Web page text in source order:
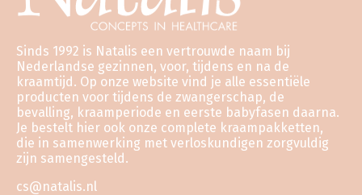
Sinds 1992 is Natalis een vertrouwde naam bij
Nederlandse gezinnen, voor, tijdens en na de
kraamtijd. Op onze website vind je alle essentiële
producten voor tijdens de zwangerschap, de
bevalling, kraamperiode en eerste babyfasen daarna.
Je bestelt hier ook onze complete kraampakketten,
die in samenwerking met verloskundigen zorgvuldig
zijn samengesteld.
cs@natalis.nl